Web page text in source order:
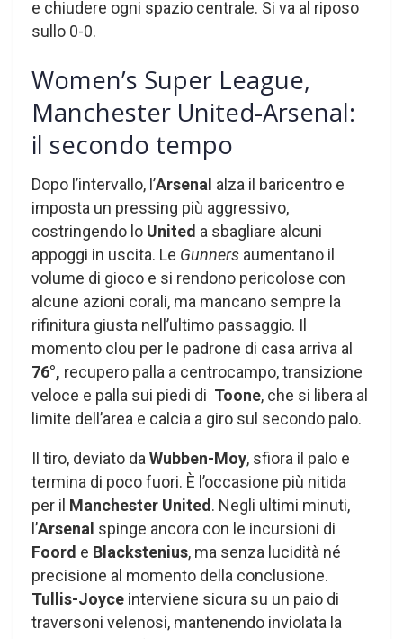
e chiudere ogni spazio centrale. Si va al riposo
sullo 0-0.
Women’s Super League,
Manchester United-Arsenal:
il secondo tempo
Dopo l’intervallo, l’Arsenal alza il baricentro e
imposta un pressing più aggressivo,
costringendo lo United a sbagliare alcuni
appoggi in uscita. Le Gunners aumentano il
volume di gioco e si rendono pericolose con
alcune azioni corali, ma mancano sempre la
rifinitura giusta nell’ultimo passaggio. Il
momento clou per le padrone di casa arriva al
76°, recupero palla a centrocampo, transizione
veloce e palla sui piedi di Toone, che si libera al
limite dell’area e calcia a giro sul secondo palo.
Il tiro, deviato daWubben-Moy, sfiora il palo e
termina di poco fuori. È l’occasione più nitida
per il Manchester United. Negli ultimi minuti,
l’Arsenal spinge ancora con le incursioni di
Foord e Blackstenius, ma senza lucidità né
precisione al momento della conclusione.
Tullis-Joyce interviene sicura su un paio di
traversoni velenosi, mantenendo inviolata la